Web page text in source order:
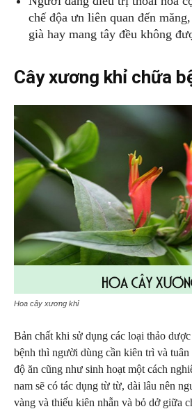
chế độa ưn liên quan đến
già hay mang tây đều không
Cây xương khỉ chữa
Hoa cây xương khỉ
Bản chất khi sử dụng các loại thảo
bệnh thì người dùng cần kiên trì và
độ ăn cũng như sinh hoạt một cách
nam sẽ có tác dụng từ từ, dài lâu nên
vàng và thiếu kiên nhẫn và bỏ dở giữa